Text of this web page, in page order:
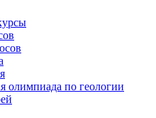
олимпиада по геологии